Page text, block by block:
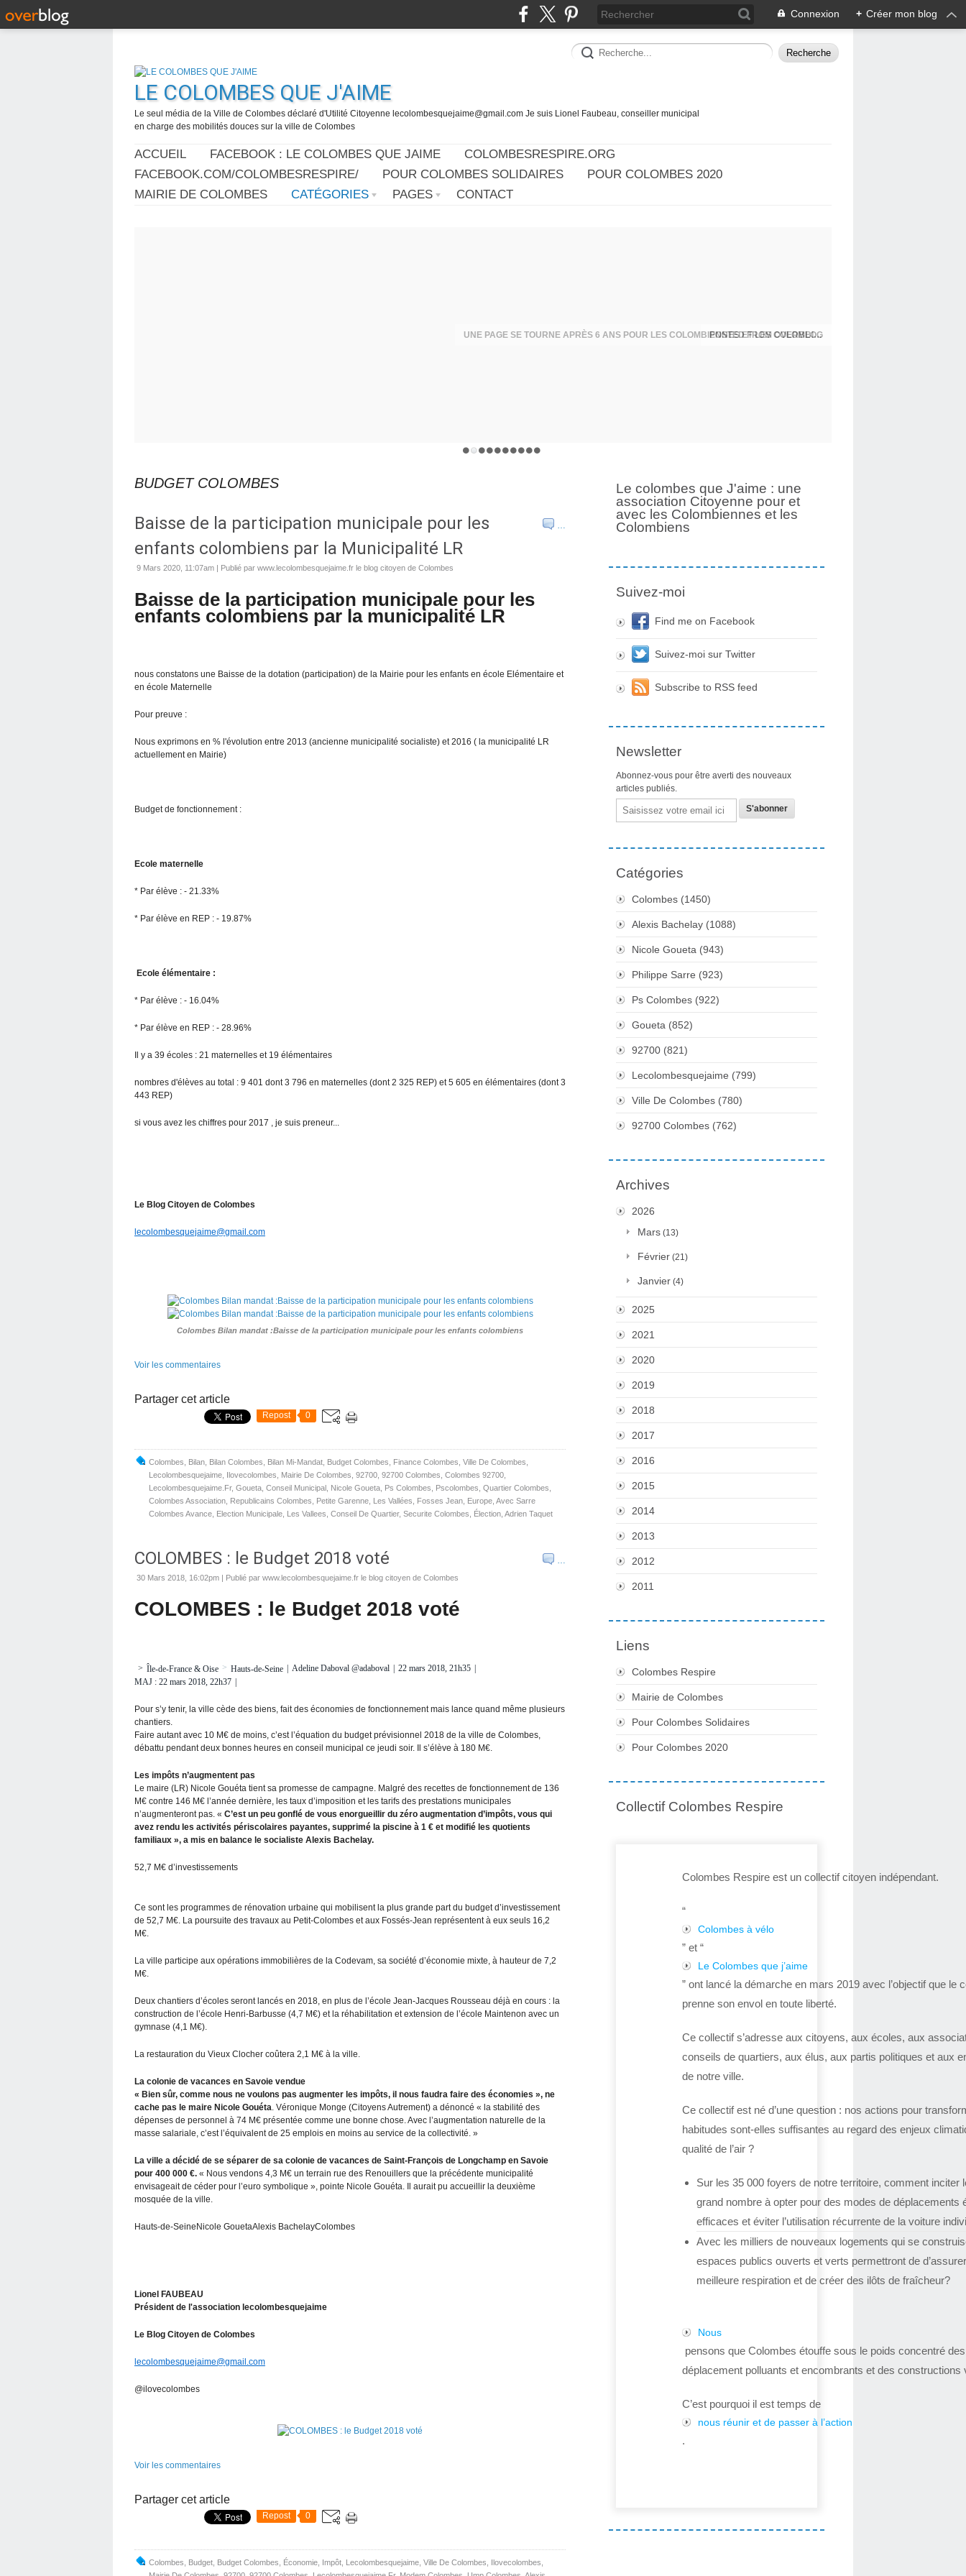
Connexion + Créer mon blog
LE COLOMBES QUE J'AIME
Le seul média de la Ville de Colombes déclaré d'Utilité Citoyenne lecolombesquejaime@gmail.com Je suis Lionel Faubeau, conseiller municipal
en charge des mobilités douces sur la ville de Colombes
ACCUEIL FACEBOOK : LE COLOMBES QUE JAIME
COLOMBESRESPIRE.ORG
FACEBOOK.COM/COLOMBESRESPIRE/
POUR COLOMBES SOLIDAIRES
POUR COLOMBES 2020
MAIRIE DE COLOMBES
CATÉGORIES PAGES CONTACT
UNE PAGE SE TOURNE APRÈS 6 ANS POUR LES COLOMBIENNES ET LES COLOMBIENS
BUDGET COLOMBES
…
Baisse de la participation municipale pour les
enfants colombiens par la Municipalité LR
9 Mars 2020, 11:07am | Publié par www.lecolombesquejaime.fr le blog citoyen de Colombes
Baisse de la participation municipale pour les
enfants colombiens par la municipalité LR
nous constatons une Baisse de la dotation (participation) de la Mairie pour les enfants en école Elémentaire et
en école Maternelle
Pour preuve :
Nous exprimons en % l'évolution entre 2013 (ancienne municipalité socialiste) et 2016 ( la municipalité LR
actuellement en Mairie)
Budget de fonctionnement :
Ecole maternelle
* Par élève : - 21.33%
* Par élève en REP : - 19.87%
Ecole élémentaire :
* Par élève : - 16.04%
* Par élève en REP : - 28.96%
Il y a 39 écoles : 21 maternelles et 19 élémentaires
nombres d'élèves au total : 9 401 dont 3 796 en maternelles (dont 2 325 REP) et 5 605 en élémentaires (dont 3
443 REP)
si vous avez les chiffres pour 2017 , je suis preneur...
Le Blog Citoyen de Colombes
lecolombesquejaime@gmail.com
Colombes Bilan mandat :Baisse de la participation municipale pour les enfants colombiens
Voir les commentaires
Partager cet article
Repost 0
Colombes Bilan Bilan Colombes Bilan Mi-Mandat Budget Colombes Finance Colombes Ville De Colombes
Lecolombesquejaime Ilovecolombes Mairie De Colombes 92700 92700 Colombes Colombes 92700
Lecolombesquejaime.fr, Goueta Conseil Municipal Nicole Goueta Ps Colombes Pscolombes Quartier Colombes
Colombes Association Republicains Colombes Petite Garenne Les Vallées Fosses Jean Europe Avec Sarre
Colombes Avance Election Municipale Les Vallees Conseil De Quartier, Securite Colombes Élection Adrien Taquet
…
COLOMBES : le Budget 2018 voté
30 Mars 2018, 16:02pm | Publié par www.lecolombesquejaime.fr le blog citoyen de Colombes
COLOMBES : le Budget 2018 voté
> Île-de-France & Oise > Hauts-de-Seine | Adeline Daboval @adaboval | 22 mars 2018, 21h35 |
MAJ : 22 mars 2018, 22h37
Pour s’y tenir, la ville cède des biens, fait des économies de fonctionnement mais lance quand même plusieurs
chantiers.
Faire autant avec 10 M€ de moins, c’est l’équation du budget prévisionnel 2018 de la ville de Colombes,
débattu pendant deux bonnes heures en conseil municipal ce jeudi soir. Il s’élève à 180 M€.
Les impôts n’augmentent pas
Le maire (LR) Nicole Gouéta tient sa promesse de campagne. Malgré des recettes de fonctionnement de 136
M€ contre 146 M€ l’année dernière, les taux d’imposition et les tarifs des prestations municipales
n’augmenteront pas. « C’est un peu gonflé de vous enorgueillir du zéro augmentation d’impôts, vous qui
avez rendu les activités périscolaires payantes, supprimé la piscine à 1 € et modifié les quotients
familiaux », a mis en balance le socialiste Alexis Bachelay.
52,7 M€ d’investissements
Ce sont les programmes de rénovation urbaine qui mobilisent la plus grande part du budget d’investissement
de 52,7 M€. La poursuite des travaux au Petit-Colombes et aux Fossés-Jean représentent à eux seuls 16,2
M€.
La ville participe aux opérations immobilières de la Codevam, sa société d’économie mixte, à hauteur de 7,2
M€.
Deux chantiers d’écoles seront lancés en 2018, en plus de l’école Jean-Jacques Rousseau déjà en cours : la
construction de l’école Henri-Barbusse (4,7 M€) et la réhabilitation et extension de l’école Maintenon avec un
gymnase (4,1 M€).
La restauration du Vieux Clocher coûtera 2,1 M€ à la ville.
La colonie de vacances en Savoie vendue
« Bien sûr, comme nous ne voulons pas augmenter les impôts, il nous faudra faire des économies », ne
cache pas le maire Nicole Gouéta. Véronique Monge (Citoyens Autrement) a dénoncé « la stabilité des
dépenses de personnel à 74 M€ présentée comme une bonne chose. Avec l’augmentation naturelle de la
masse salariale, c’est l’équivalent de 25 emplois en moins au service de la collectivité. »
La ville a décidé de se séparer de sa colonie de vacances de Saint-François de Longchamp en Savoie
pour 400 000 €. « Nous vendons 4,3 M€ un terrain rue des Renouillers que la précédente municipalité
envisageait de céder pour l’euro symbolique », pointe Nicole Gouéta. Il aurait pu accueillir la deuxième
mosquée de la ville.
Hauts-de-SeineNicole GouetaAlexis BachelayColombes
Lionel FAUBEAU
Président de l'association lecolombesquejaime
Le Blog Citoyen de Colombes
lecolombesquejaime@gmail.com
@ilovecolombes
Voir les commentaires
Partager cet article
Repost 0
Colombes Budget Budget Colombes Économie Impôt Lecolombesquejaime Ville De Colombes Ilovecolombes
Le colombes que J'aime : une
association Citoyenne pour et
avec les Colombiennes et les
Colombiens
Suivez-moi
Find me on Facebook
Suivez-moi sur Twitter
Subscribe to RSS feed
Newsletter
Abonnez-vous pour être averti des nouveaux
articles publiés.
Email
Catégories
Colombes (1450)
Alexis Bachelay (1088)
Nicole Goueta (943)
Philippe Sarre (923)
Ps Colombes (922)
Goueta (852)
92700 (821)
Lecolombesquejaime (799)
Ville De Colombes (780)
92700 Colombes (762)
Archives
2026
Mars (13)
Février (21)
Janvier (4)
2025
2021
2020
2019
2018
2017
2016
2015
2014
2013
2012
2011
Liens
Colombes Respire
Mairie de Colombes
Pour Colombes Solidaires
Pour Colombes 2020
Collectif Colombes Respire
Colombes Respire est un collectif citoyen indépendant.
“
Colombes à vélo
” et “
Le Colombes que j’aime
” ont lancé la démarche en mars 2019 avec l’objectif que le
prenne son envol en toute liberté.
Ce collectif s’adresse aux citoyens, aux écoles, aux
conseils de quartiers, aux élus, aux partis politiques et aux
de notre ville.
Ce collectif est né d’une question : nos actions pour
habitudes sont-elles suffisantes au regard des enjeux
qualité de l’air ?
Sur les 35 000 foyers de notre territoire, comment inciter
grand nombre à opter pour des modes de déplacements
efficaces et éviter l’utilisation récurrente de la voiture
Avec les milliers de nouveaux logements qui se
espaces publics ouverts et verts permettront de
meilleure respiration et de créer des ilôts de fraîcheur?
Nous
pensons que Colombes étouffe sous le poids concentré
déplacement polluants et encombrants et des constructions
C’est pourquoi il est temps de
nous réunir et de passer à l’action
.